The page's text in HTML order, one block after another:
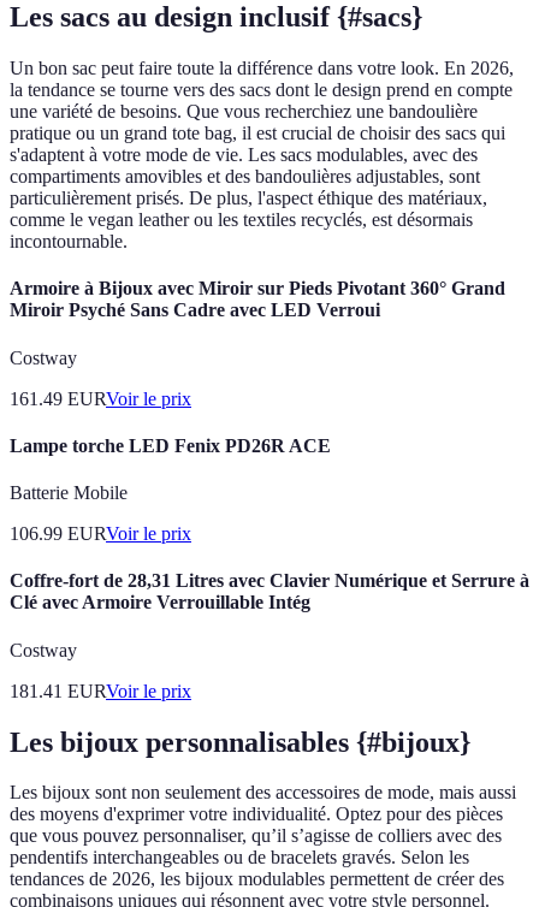
Les sacs au design inclusif {#sacs}
Un bon sac peut faire toute la différence dans votre look. En 2026,
la tendance se tourne vers des sacs dont le design prend en compte
une variété de besoins. Que vous recherchiez une bandoulière
pratique ou un grand tote bag, il est crucial de choisir des sacs qui
s'adaptent à votre mode de vie. Les sacs modulables, avec des
compartiments amovibles et des bandoulières adjustables, sont
particulièrement prisés. De plus, l'aspect éthique des matériaux,
comme le vegan leather ou les textiles recyclés, est désormais
incontournable.
Armoire à Bijoux avec Miroir sur Pieds Pivotant 360° Grand
Miroir Psyché Sans Cadre avec LED Verroui
Costway
161.49 EURVoir le prix
Lampe torche LED Fenix PD26R ACE
Batterie Mobile
106.99 EURVoir le prix
Coffre-fort de 28,31 Litres avec Clavier Numérique et Serrure à
Clé avec Armoire Verrouillable Intég
Costway
181.41 EURVoir le prix
Les bijoux personnalisables {#bijoux}
Les bijoux sont non seulement des accessoires de mode, mais aussi
des moyens d'exprimer votre individualité. Optez pour des pièces
que vous pouvez personnaliser, qu’il s’agisse de colliers avec des
pendentifs interchangeables ou de bracelets gravés. Selon les
tendances de 2026, les bijoux modulables permettent de créer des
combinaisons uniques qui résonnent avec votre style personnel.